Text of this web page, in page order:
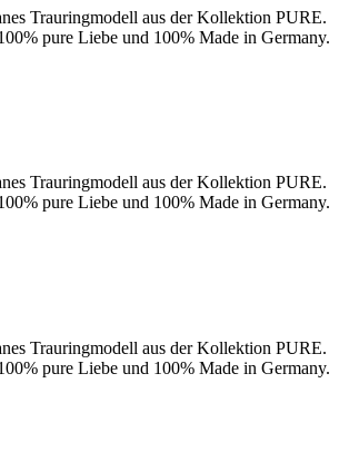
Trauringmodell aus der Kollektion PURE.
pure Liebe und 100% Made in Germany.
Trauringmodell aus der Kollektion PURE.
pure Liebe und 100% Made in Germany.
Trauringmodell aus der Kollektion PURE.
pure Liebe und 100% Made in Germany.